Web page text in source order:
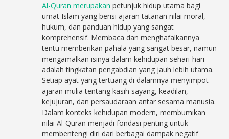
Al-Quran merupakan petunjuk hidup utama bagi
umat Islam yang berisi ajaran tatanan nilai moral,
hukum, dan panduan hidup yang sangat
komprehensif. Membaca dan menghafalkannya
tentu memberikan pahala yang sangat besar, namun
mengamalkan isinya dalam kehidupan sehari-hari
adalah tingkatan pengabdian yang jauh lebih utama.
Setiap ayat yang tertuang di dalamnya menyimpot
ajaran mulia tentang kasih sayang, keadilan,
kejujuran, dan persaudaraan antar sesama manusia.
Dalam konteks kehidupan modern, membumikan
nilai Al-Quran menjadi fondasi penting untuk
membentengi diri dari berbagai dampak negatif